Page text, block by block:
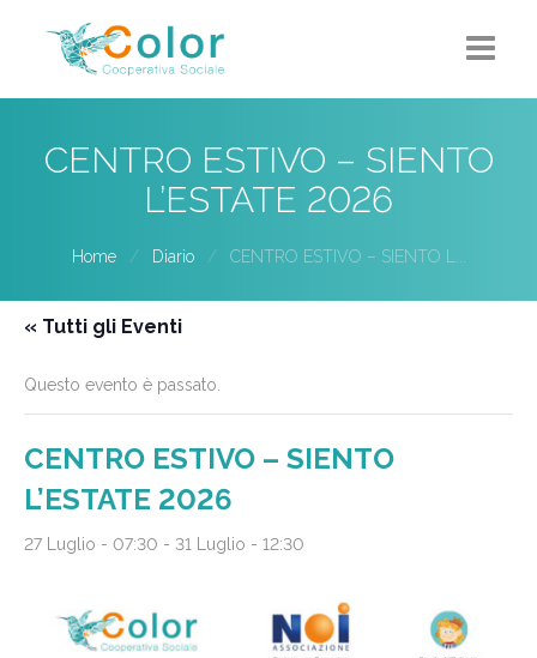
CENTRO ESTIVO – SIENTO
L’ESTATE 2026
Home Diario CENTRO ESTIVO – SIENTO L...
« Tutti gli Eventi
Questo evento è passato.
CENTRO ESTIVO – SIENTO
L’ESTATE 2026
27 Luglio - 07:30 - 31 Luglio - 12:30